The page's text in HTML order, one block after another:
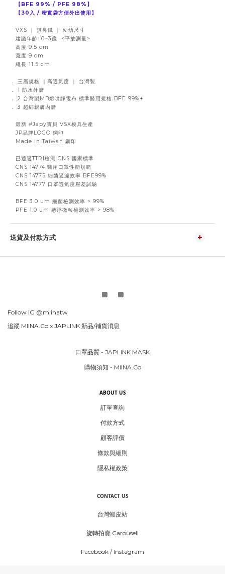
【BFE 99% / PFE 98%】
【30入 / 密實袋方便外出使用】
VXS ｜ 無鼻鐵 ｜ 幼幼尺寸
建議年齡: 0~3歲 <平放測量>
高度 9.5 cm
寬度 9 cm
繩長 11.5 cm
． 三層規格 ｜高透氣度 ｜ 台灣製
． 1 防水外層
． 2 台灣製MB熔噴靜電布 標準醫用規格 BFE 99%+
． 3 超細親膚內層
最新 #Japy寶貝 VSX模具生產
JP品牌LOGO 鋼印
Made in Taiwan 鋼印
已通過TTRI檢測 CNS 國家標準
CNS 14774 醫用口罩性能規範
CNS 14775 細菌過濾效率 BFE99%
CNS 14777 口罩透氣度壓差試驗
BFE 3.0 um 細菌檢測效率 > 99%
PFE 1.0 um 懸浮微粒檢測效率 > 98%
送貨及付款方式
Follow IG @miinatw
追蹤 MIINA.Co x JAPLINK 新品/補貨消息
口罩品質 - JAPLINK MASK
購物須知 - MIINA.Co
ABOUT US
訂單查詢
付款方式
顧客評價
條款與細則
隱私權政策
CONTACT US
台灣蝦皮站
旋轉拍賣 Carousell
Facebook / Instagram